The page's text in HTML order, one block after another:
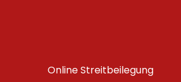
Online Streitbeilegung